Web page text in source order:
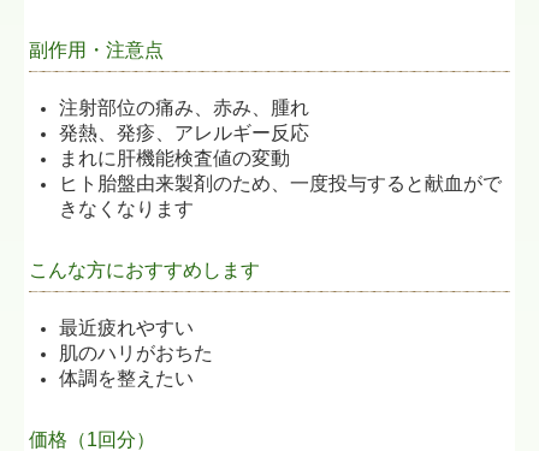
副作用・注意点
注射部位の痛み、赤み、腫れ
発熱、発疹、アレルギー反応
まれに肝機能検査値の変動
ヒト胎盤由来製剤のため、一度投与すると献血がで
きなくなります
こんな方におすすめします
最近疲れやすい
肌のハリがおちた
体調を整えたい
価格（1回分）